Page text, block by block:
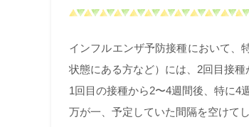
インフルエンザ予防接種において、
状態にある方など）には、2回目接種
1回目の接種から2〜4週間後、特に4
万が一、予定していた間隔を空けて